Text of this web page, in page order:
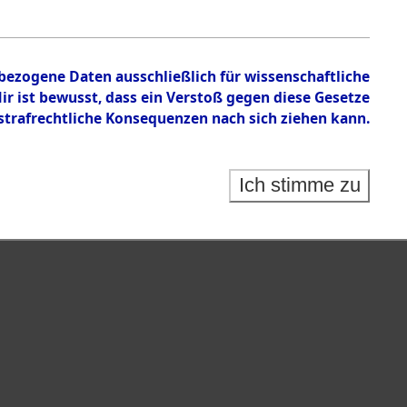
Daten ausschließlich für wissenschaftliche
bewusst, dass ein Verstoß gegen diese Gesetze
Konsequenzen nach sich ziehen kann.
Ich stimme zu